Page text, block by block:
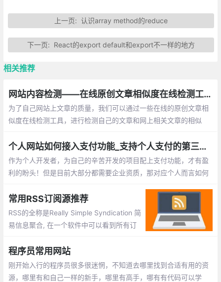
上一页: 认识array method的reduce
下一页: React的export default和export不一样的地方
相关推荐
网站内容检测——在线原创文章相似度在线检测工具总汇
为了自己网站上文章的质量，我们可以通过一些在线的原创文章相
似度在线检测工具，进行检测自己的文章和网上相关文章的相似
个人网站如何接入支付功能_支持个人支付的第三方平台整理
作为个人开发者，为自己的辛苦开发的项目配上支付功能，才有盈
利的盼头！但是目前大部分都需要企业资质，那对应个人而言如何
第三方支付平台。
常用RSS订阅源推荐
RSS的全称是Really Simple Syndication 简
易信息聚合, 在一个软件中可以看到所有订
D网站信息, 需要一个个上去看看有没有更
新, 这样无疑很费时。
程序员常用网站
刚开始入行的程序员很多很迷惘，不知道去哪里找到合适有用的资
源，哪里有和自己一样的新手，哪里有高手，哪有有代码可以学